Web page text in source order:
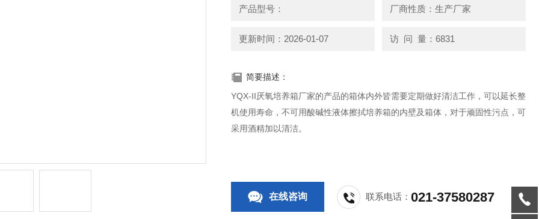
产品型号： 厂商性质：生产厂家
更新时间：2026-01-07 访 问 量：6831
简要描述：
YQX-II厌氧培养箱厂家的产品的箱体内外皆需要定期做好清洁工作，可以延长整
机使用寿命，不可用酸碱性液体擦拭培养箱的内壁及箱体，对于顽固性污点，可
采用酒精加以清洁。
在线咨询 联系电话：021-37580287